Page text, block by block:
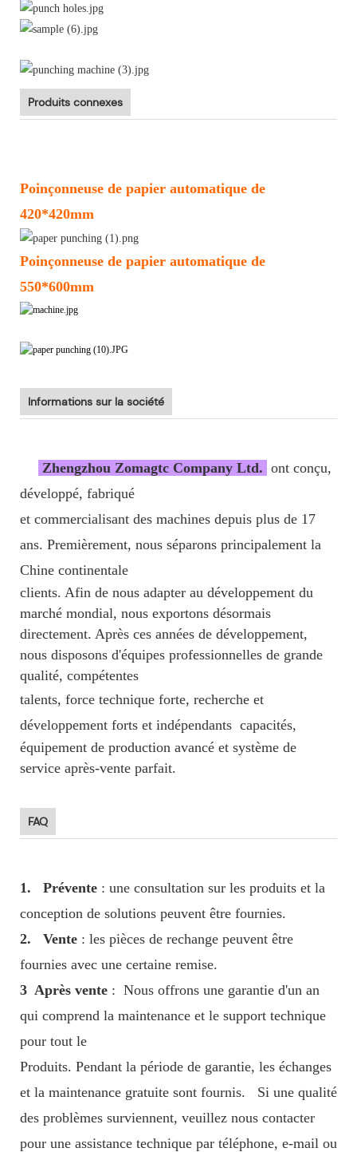
Produits connexes
Poinçonneuse de papier automatique de
420*420mm
Poinçonneuse de papier automatique de
550*600mm
Informations sur la société
Zhengzhou Zomagtc Company Ltd. ont conçu,
développé, fabriqué
et commercialisant des machines depuis plus de 17
ans. Premièrement, nous séparons principalement la
Chine continentale
clients. Afin de nous adapter au développement du
marché mondial, nous exportons désormais
directement. Après ces années de développement,
nous disposons d'équipes professionnelles de grande
qualité, compétentes
talents, force technique forte, recherche et
développement forts et indépendants capacités,
équipement de production avancé et système de
service après-vente parfait.
FAQ
1. Prévente : une consultation sur les produits et la
conception de solutions peuvent être fournies.
2.
Vente : les pièces de rechange peuvent être
fournies avec une certaine remise.
3 Après vente : Nous offrons une garantie d'un an
qui comprend la maintenance et le support technique
pour tout le
Produits. Pendant la période de garantie, les échanges
et la maintenance gratuite sont fournis.
Si une qualité
des problèmes surviennent, veuillez nous contacter
pour une assistance technique par téléphone, e-mail ou